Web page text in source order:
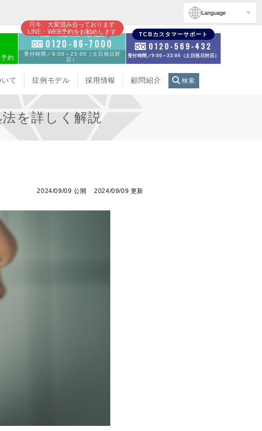
Language
約
只今、大変混み合っております
LINE・WEB予約をお勧めします
初診・再診の方のお電話
0120-86-7000
受付時間／9:00～23:00（土日祝日対
応）
TCBカスタマーサポート
0120-569-432
受付時間／9:00～23:00（土日祝日対応）
て 症例モデル 採用情報 顧問紹介 検索
を詳しく解説
2024/09/09 公開 2024/09/09 更新